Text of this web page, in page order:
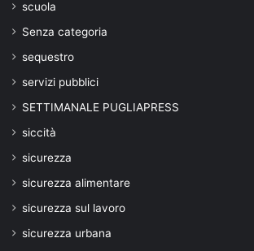
scuola
Senza categoria
sequestro
servizi pubblici
SETTIMANALE PUGLIAPRESS
siccità
sicurezza
sicurezza alimentare
sicurezza sul lavoro
sicurezza urbana